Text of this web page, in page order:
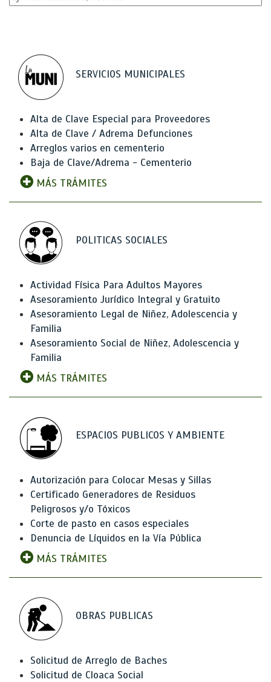
SERVICIOS MUNICIPALES
Alta de Clave Especial para Proveedores
Alta de Clave / Adrema Defunciones
Arreglos varios en cementerio
Baja de Clave/Adrema - Cementerio
MÁS TRÁMITES
POLITICAS SOCIALES
Actividad Física Para Adultos Mayores
Asesoramiento Jurídico Integral y Gratuito
Asesoramiento Legal de Niñez, Adolescencia y
Familia
Asesoramiento Social de Niñez, Adolescencia y
Familia
MÁS TRÁMITES
ESPACIOS PUBLICOS Y AMBIENTE
Autorización para Colocar Mesas y Sillas
Certificado Generadores de Residuos
Peligrosos y/o Tóxicos
Corte de pasto en casos especiales
Denuncia de Líquidos en la Vía Pública
MÁS TRÁMITES
OBRAS PUBLICAS
Solicitud de Arreglo de Baches
Solicitud de Cloaca Social